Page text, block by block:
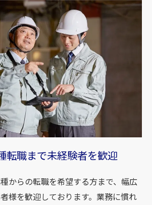
転職まで未経験者を歓迎
からの転職を希望する方まで、幅広
様を歓迎しております。業務に慣れ